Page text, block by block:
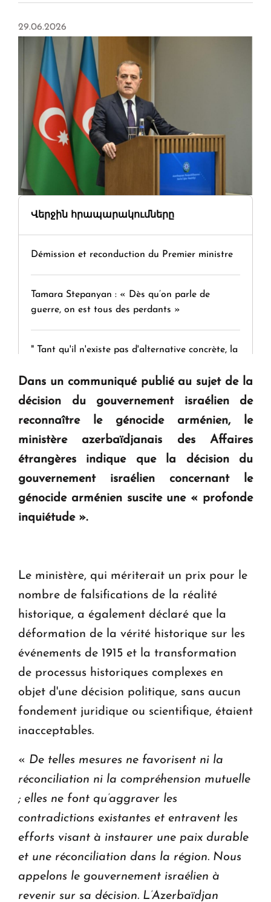
29.06.2026
Վերջին հրապարակումները
Démission et reconduction du Premier ministre
Tamara Stepanyan : « Dès qu’on parle de
guerre, on est tous des perdants »
" Tant qu'il n'existe pas d'alternative concrète, la
KASA : 30 ans d'audace, de résilience et d'avenir
en Arménie
Le premier hôtel Hyatt Regency d'Arménie
ouvrira ses portes à Dilijan
Dans un communiqué publié au sujet de la
décision du gouvernement israélien de
reconnaître le génocide arménien, le
ministère azerbaïdjanais des Affaires
étrangères indique que la décision du
gouvernement israélien concernant le
génocide arménien suscite une « profonde
inquiétude ».
Le ministère, qui mériterait un prix pour le
nombre de falsifications de la réalité
historique, a également déclaré que la
déformation de la vérité historique sur les
événements de 1915 et la transformation
de processus historiques complexes en
objet d'une décision politique, sans aucun
fondement juridique ou scientifique, étaient
inacceptables.
« De telles mesures ne favorisent ni la
réconciliation ni la compréhension mutuelle
; elles ne font qu’aggraver les
contradictions existantes et entravent les
efforts visant à instaurer une paix durable
et une réconciliation dans la région. Nous
appelons le gouvernement israélien à
revenir sur sa décision. L’Azerbaïdjan